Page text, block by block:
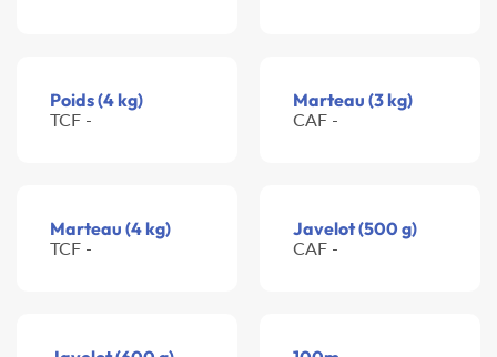
Poids (4 kg)
TCF -
Marteau (3 kg)
CAF -
Marteau (4 kg)
TCF -
Javelot (500 g)
CAF -